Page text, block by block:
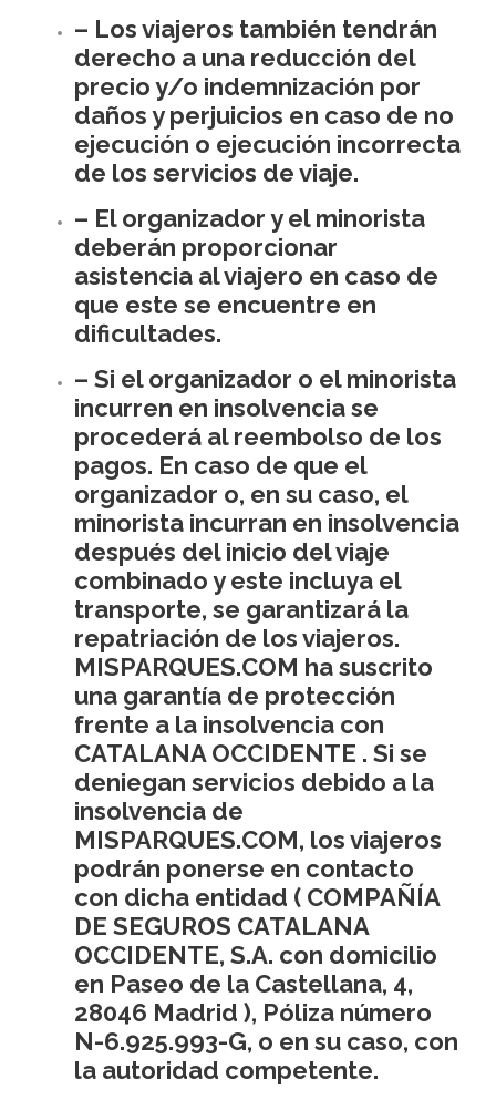
– Los viajeros también tendrán
derecho a una reducción del
precio y/o indemnización por
daños y perjuicios en caso de no
ejecución o ejecución incorrecta
de los servicios de viaje.
– El organizador y el minorista
deberán proporcionar
asistencia al viajero en caso de
que este se encuentre en
dificultades.
– Si el organizador o el minorista
incurren en insolvencia se
procederá al reembolso de los
pagos. En caso de que el
organizador o, en su caso, el
minorista incurran en insolvencia
después del inicio del viaje
combinado y este incluya el
transporte, se garantizará la
repatriación de los viajeros.
MISPARQUES.COM ha suscrito
una garantía de protección
frente a la insolvencia con
CATALANA OCCIDENTE . Si se
deniegan servicios debido a la
insolvencia de
MISPARQUES.COM, los viajeros
podrán ponerse en contacto
con dicha entidad ( COMPAÑÍA
DE SEGUROS CATALANA
OCCIDENTE, S.A. con domicilio
en Paseo de la Castellana, 4,
28046 Madrid ), Póliza número
N-6.925.993-G, o en su caso, con
la autoridad competente.